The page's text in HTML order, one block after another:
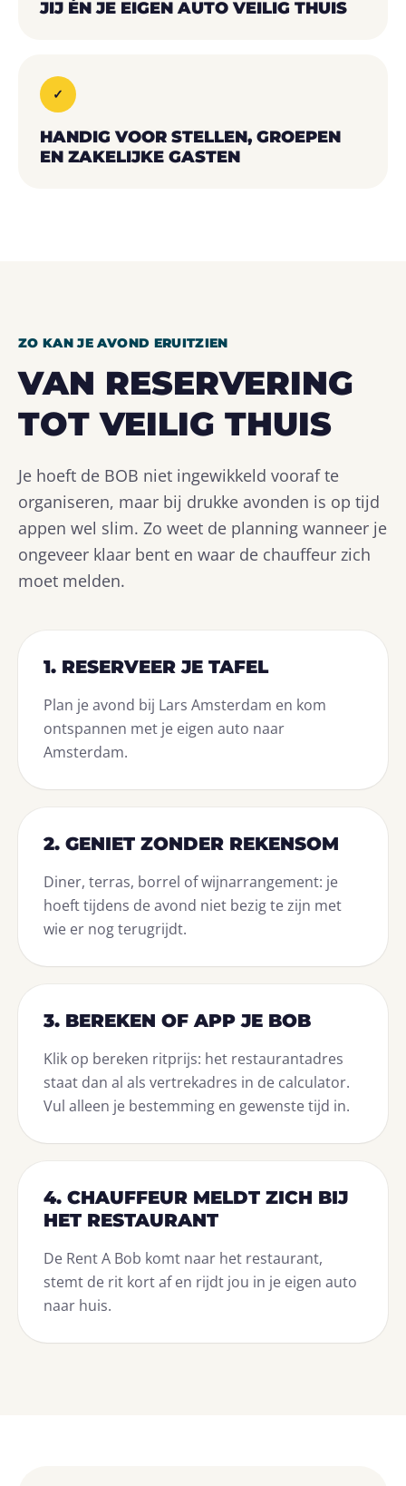
JIJ ÉN JE EIGEN AUTO VEILIG THUIS
✓
HANDIG VOOR STELLEN, GROEPEN
EN ZAKELIJKE GASTEN
ZO KAN JE AVOND ERUITZIEN
VAN RESERVERING
TOT VEILIG THUIS
Je hoeft de BOB niet ingewikkeld vooraf te
organiseren, maar bij drukke avonden is op tijd
appen wel slim. Zo weet de planning wanneer je
ongeveer klaar bent en waar de chauffeur zich
moet melden.
1. RESERVEER JE TAFEL
Plan je avond bij Lars Amsterdam en kom
ontspannen met je eigen auto naar
Amsterdam.
2. GENIET ZONDER REKENSOM
Diner, terras, borrel of wijnarrangement: je
hoeft tijdens de avond niet bezig te zijn met
wie er nog terugrijdt.
3. BEREKEN OF APP JE BOB
Klik op bereken ritprijs: het restaurantadres
staat dan al als vertrekadres in de calculator.
Vul alleen je bestemming en gewenste tijd in.
4. CHAUFFEUR MELDT ZICH BIJ
HET RESTAURANT
De Rent A Bob komt naar het restaurant,
stemt de rit kort af en rijdt jou in je eigen auto
naar huis.